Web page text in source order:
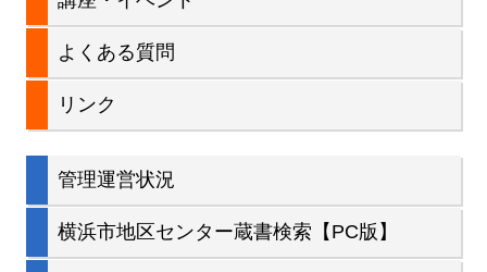
バ
よくある質問
リンク
管理運営状況
横浜市地区センター蔵書検索【PC版】